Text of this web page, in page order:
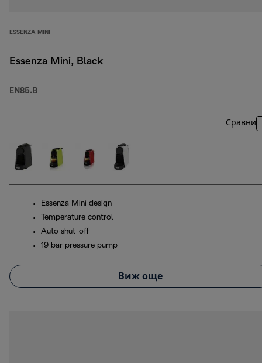
ESSENZA MINI
Essenza Mini, Black
EN85.B
Сравни
Essenza Mini design
Temperature control
Auto shut-off
19 bar pressure pump
Виж още